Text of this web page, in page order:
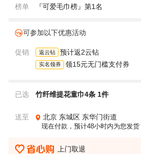
榜单 『可爱毛巾榜』第1名
可参加以下优惠活动
促销 返云钻 预计返2云钻
实名领券 领15元无门槛支付券
已选 竹纤维提花童巾4条 1件
送至 北京 东城区 东华门街道
现在付款，预计48小时内为您发货
上门取退